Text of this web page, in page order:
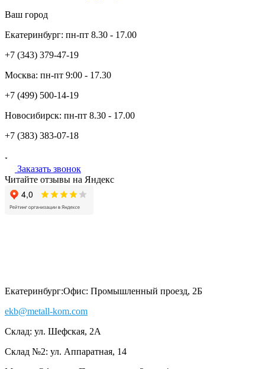
Ваш город
Екатеринбург: пн-пт 8.30 - 17.00
+7 (343) 379-47-19
Москва: пн-пт 9:00 - 17.30
+7 (499) 500-14-19
Новосибирск: пн-пт 8.30 - 17.00
+7 (383) 383-07-18
Заказать звонок
Читайте отзывы на Яндекс
Екатеринбург:Офис: Промышленный проезд, 2Б
ekb@metall-kom.com
Склад: ул. Шефская, 2А
Склад №2: ул. Аппаратная, 14